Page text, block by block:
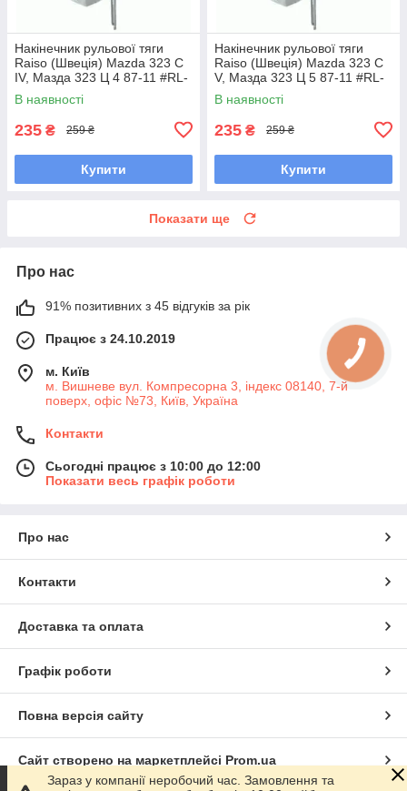
Накінечник рульової тяги
Raiso (Швеція) Mazda 323 C
IV, Мазда 323 Ц 4 87-11 #RL-
232280M UAAWYRA7
В наявності
235 ₴ 259 ₴
Купити
Накінечник рульової тяги
Raiso (Швеція) Mazda 323 C
V, Мазда 323 Ц 5 87-11 #RL-
232280M UAAWYRA7
В наявності
235 ₴ 259 ₴
Купити
Показати ще
Про нас
91% позитивних з 45 відгуків за рік
Працює з 24.10.2019
м. Київ
м. Вишневе вул. Компресорна 3, індекс 08140, 7-й
поверх, офіс №73, Київ, Україна
Контакти
Сьогодні працює з 10:00 до 12:00
Показати весь графік роботи
Про нас
Контакти
Доставка та оплата
Графік роботи
Повна версія сайту
Сайт створено на маркетплейсі Prom.ua
Зараз у компанії неробочий час. Замовлення та